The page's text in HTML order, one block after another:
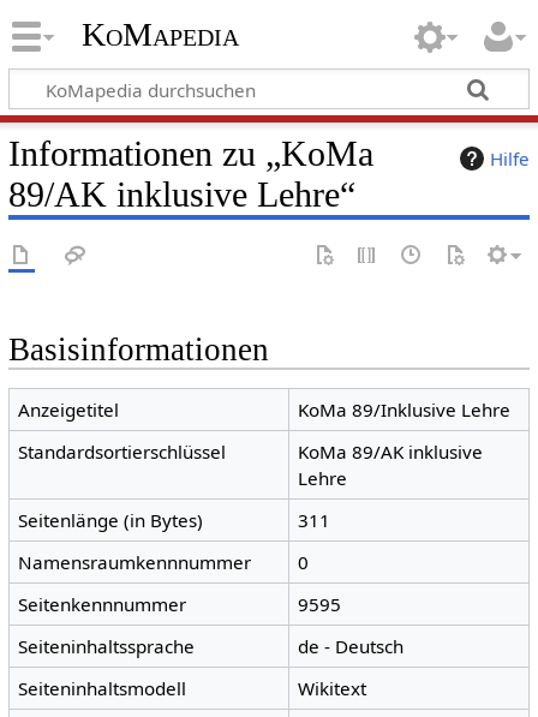
KoMapedia
Hilfe
Informationen zu „KoMa
89/AK inklusive Lehre“
Basisinformationen
Anzeigetitel
KoMa 89/Inklusive Lehre
Standardsortierschlüssel
KoMa 89/AK inklusive
Lehre
Seitenlänge (in Bytes)
311
Namensraumkennnummer
0
Seitenkennnummer
9595
Seiteninhaltssprache
de - Deutsch
Seiteninhaltsmodell
Wikitext